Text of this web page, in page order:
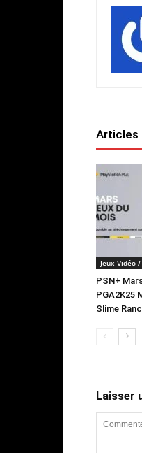
Articles
Jeux Vidéo
PSN+
PGA2K25
Slime
Laisser